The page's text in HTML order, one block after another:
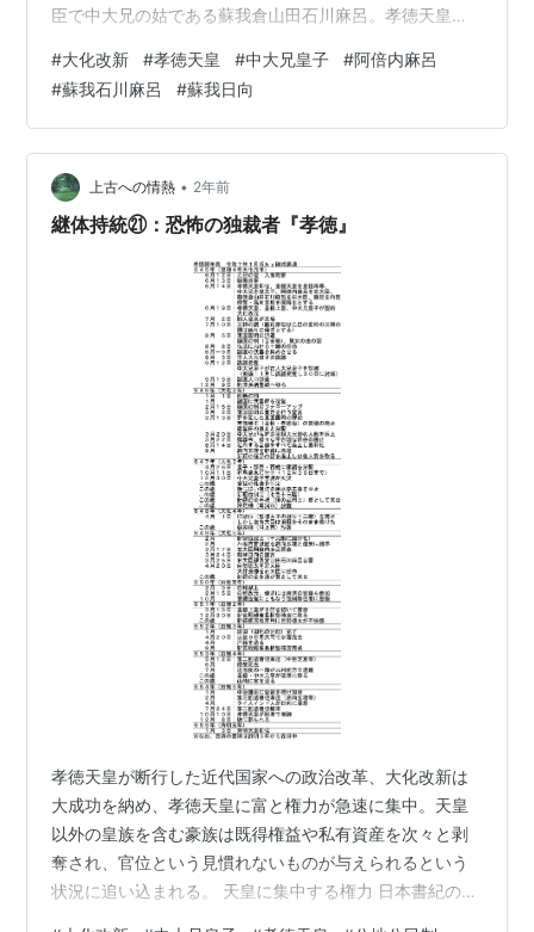
臣で中大兄の姑である蘇我倉山田石川麻呂。孝徳天皇の
革は順調に進み、647年には冠位の新制度を作り、648年
4月には旧来の冠位：聖徳太子の冠位十二階を廃止した。
ところがここで異変が起こる。左右大臣は新制度の冠で
はなく旧来の冠を着用し続けたというのだ。（なお、
649年2月にはさらなる新制度が定められたが、この時の
両大臣の去就は明らかでない…
#大化改新 #孝徳天皇 #中大兄皇子 #阿倍内麻呂
#蘇我石川麻呂 #蘇我日向
上古への情熱 • 2年前
継体持統㉑：恐怖の独裁者『孝徳』
孝徳天皇が断行した近代国家への政治改革、大化改新は
大成功を納め、孝徳天皇に富と権力が急速に集中。天皇
以外の皇族を含む豪族は既得権益や私有資産を次々と剥
奪され、官位という見慣れないものが与えられるという
状況に追い込まれる。 天皇に集中する権力 日本書紀の孝